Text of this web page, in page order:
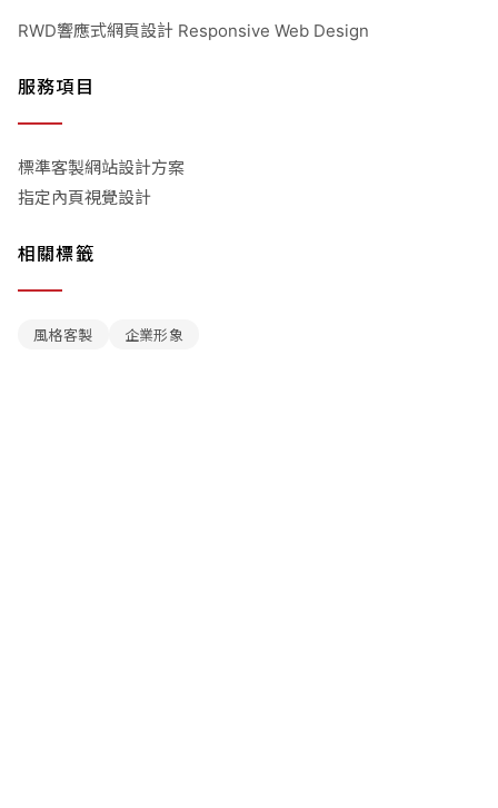
RWD響應式網頁設計 Responsive Web Design
服務項目
標準客製網站設計方案
指定內頁視覺設計
相關標籤
風格客製 企業形象